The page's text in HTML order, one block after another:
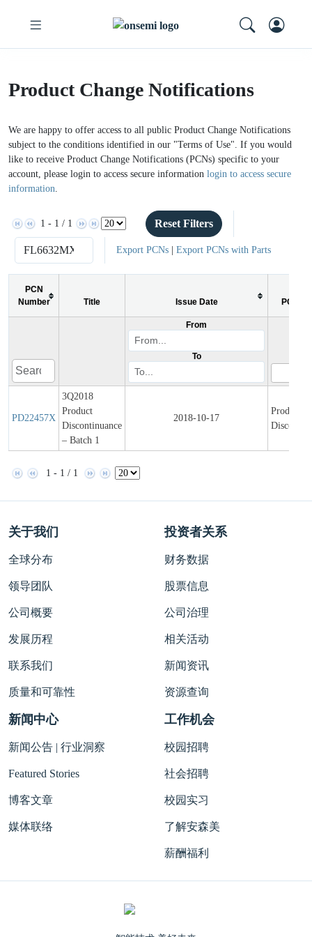
Product Change Notifications
We are happy to offer access to all public Product Change Notifications
subject to the conditions identified in our "Terms of Use". If you would
like to receive Product Change Notifications (PCNs) specific to your
account, please login to access secure information login to access secure
information
1 - 1 / 1 Reset Filters
Export PCNs| Export PCNs with Parts
PCN
Number
Title Issue Date PCN
From
To
PD22457X
3Q2018
Product
Discontinuance
– Batch 1
2018-10-17
Product
1 - 1 / 1
关于我们
全球分布
领导团队
公司概要
发展历程
联系我们
质量和可靠性
投资者关系
财务数据
股票信息
公司治理
相关活动
新闻资讯
资源查询
新闻中心
新闻公告 | 行业洞察
Featured Stories
博客文章
媒体联络
工作机会
校园招聘
社会招聘
校园实习
了解安森美
薪酬福利